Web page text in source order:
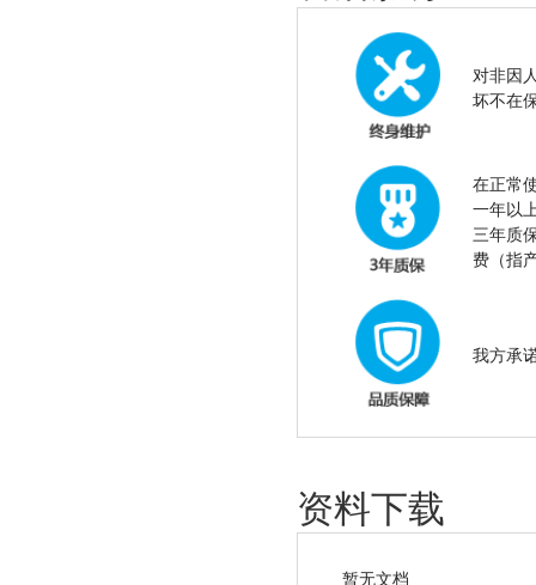
对非因
坏不在
在正常
一年以
三年质
费（指
我方承
资料下载
暂无文档